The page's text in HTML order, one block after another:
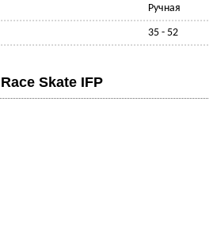
Ручная
35 - 52
Skate IFP